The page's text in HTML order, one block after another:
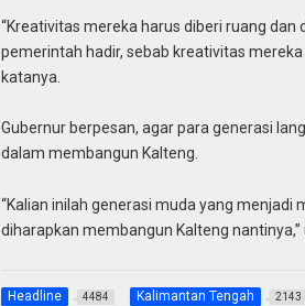
“Kreativitas mereka harus diberi ruang
pemerintah hadir, sebab kreativitas
katanya.
Gubernur berpesan, agar para generasi
dalam membangun Kalteng.
“Kalian inilah generasi muda yang menjadi
diharapkan membangun Kalteng
Headline 4484 Kalimantan Tengah 2143